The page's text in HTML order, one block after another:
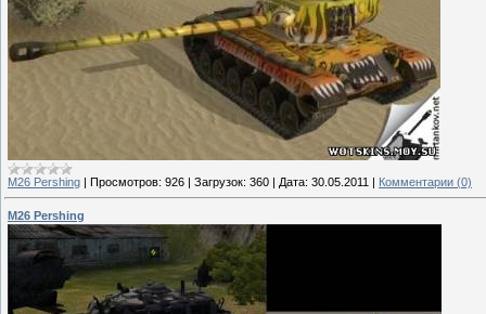
M26 Pershing | Просмотров: 926 | Загрузок: 360 | Дата: 30.05.2011 | Комментарии (0)
M26 Pershing